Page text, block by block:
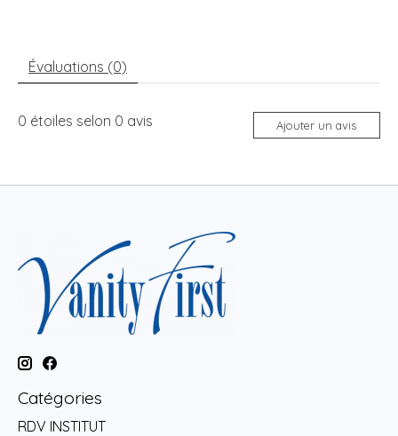
Évaluations (0)
0 étoiles selon 0 avis Ajouter un avis
Catégories
RDV INSTITUT